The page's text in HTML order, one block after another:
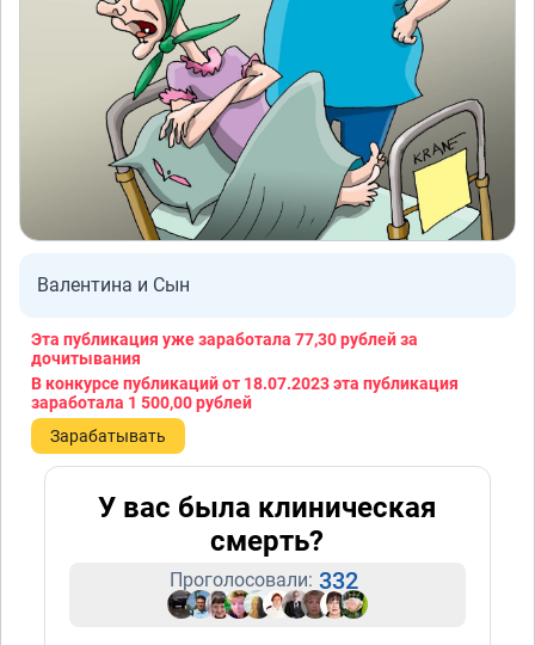
Валентина и Сын
Эта публикация уже заработала 77,30 рублейза
дочитывания
В конкурсе публикаций от 18.07.2023 эта публикация
заработала 1 500,00 рублей
Зарабатывать
У вас была клиническая
смерть?
Проголосовали: 332